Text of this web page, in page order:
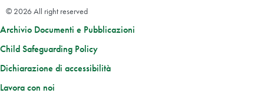
© 2026 All right reserved
Archivio Documenti e Pubblicazioni
Child Safeguarding Policy
Dichiarazione di accessibilità
Lavora con noi